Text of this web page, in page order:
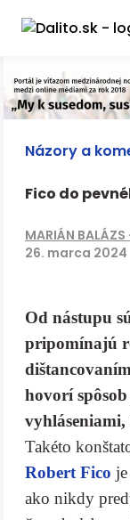
Názory a
Fico do
MARIÁN
26. marca 2024
Od nástupu
pripomínajú
hovorí
Takéto
Robert Fico
ako nikdy